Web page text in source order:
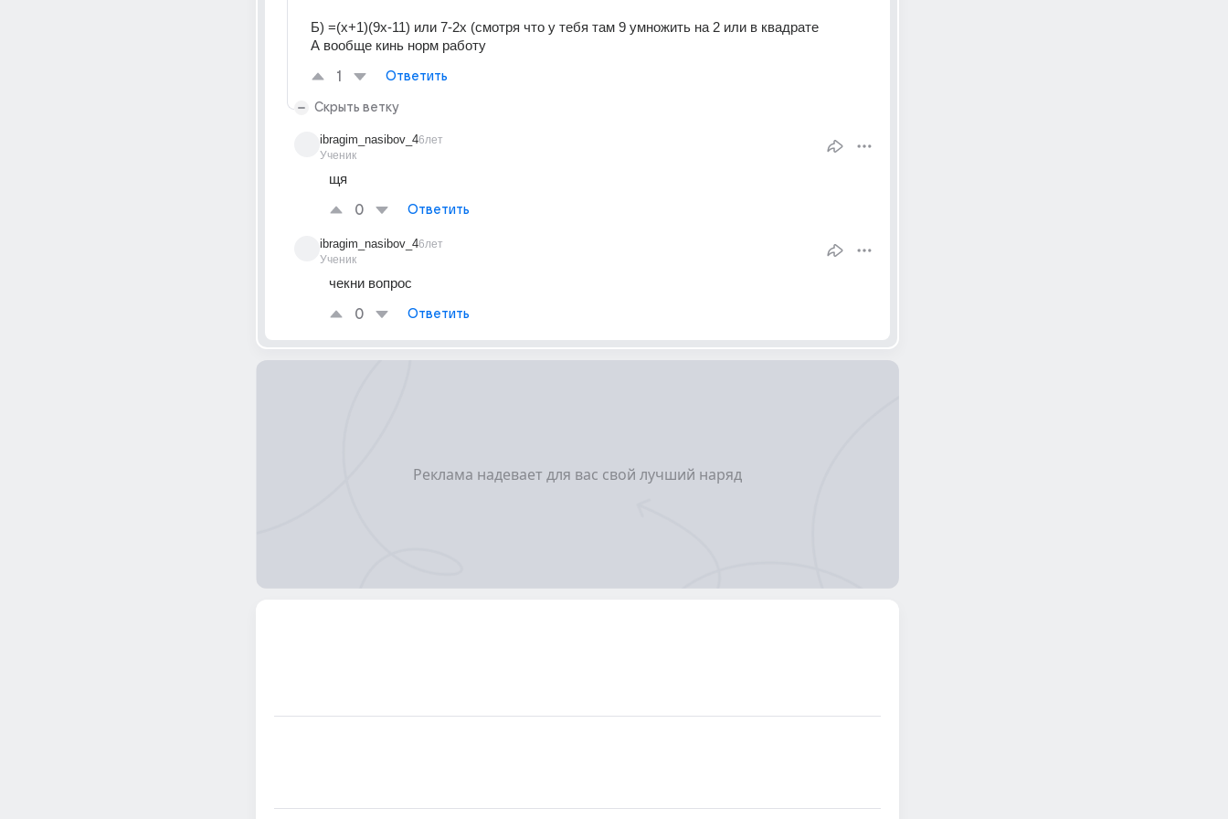
Б) =(х+1)(9х-11) или 7-2х (смотря что у тебя там 9 умножить на 2 или в квадрате
А вообще кинь норм работу
1 Ответить
Скрыть ветку
ibragim_nasibov_4
Ученик
6лет
щя
0 Ответить
ibragim_nasibov_4
Ученик
6лет
чекни вопрос
0 Ответить